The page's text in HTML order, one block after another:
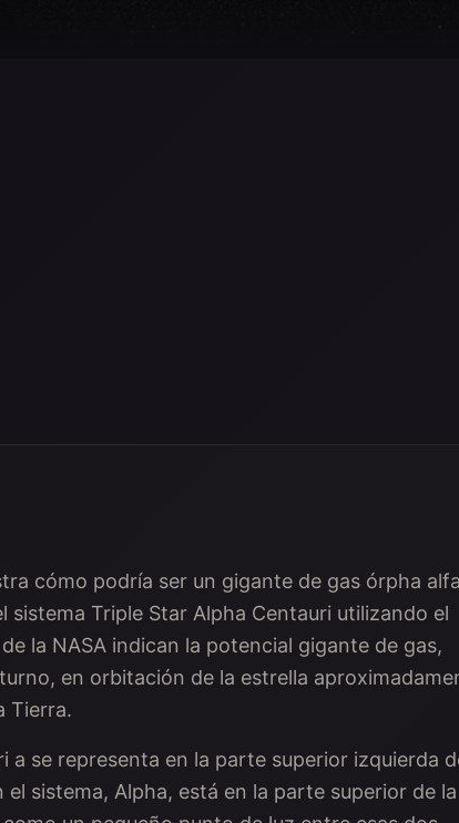
cómo podría ser un gigante de gas órpha alfa
sistema Triple Star Alpha Centauri utilizando el
la NASA indican la potencial gigante de gas,
en orbitación de la estrella
Tierra.
a se representa en la parte superior izquierda
sistema, Alpha, está en la parte superior de la